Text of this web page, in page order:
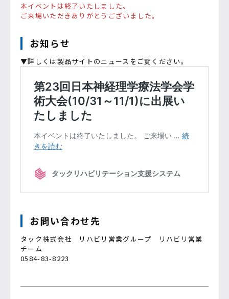
本イベントは終了いたしました。
ご来場いただきありがとうございました。
お知らせ
▼詳しくは製品サイトのニュースをご覧ください。
お問い合わせ先
タック株式会社 リハビリ営業グループ リハビリ営業
チーム
0584-83-8223